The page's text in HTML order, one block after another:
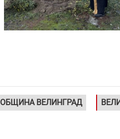
ОБЩИНА ВЕЛИНГРАД